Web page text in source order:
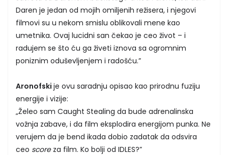
Daren je jedan od mojih omiljenih režisera, i njegovi
filmovi su u nekom smislu oblikovali mene kao
umetnika. Ovaj lucidni san čekao je ceo život – i
radujem se što ću ga živeti iznova sa ogromnim
poniznim oduševljenjem i radošću.”
Aronofski je ovu saradnju opisao kao prirodnu fuziju
energije i vizije:
„Želeo sam Caught Stealing da bude adrenalinska
vožnja zabave, i da film eksplodira energijom punka. Ne
verujem da je bend ikada dobio zadatak da odsvira
ceo score za film. Ko bolji od IDLES?”